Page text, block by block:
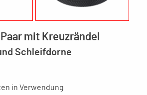
mit Kreuzrändel
Schleifdorne
in Verwendung